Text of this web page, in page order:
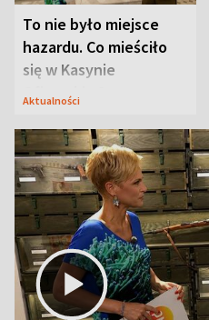
To nie było miejsce
hazardu. Co mieściło
się w Kasynie
Oficerskim?
Aktualności